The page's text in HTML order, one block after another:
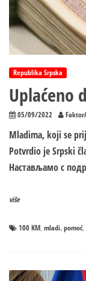
Republika Srpska
Uplaćeno
05/09/2022
Mladima, koji se
Potvrdio je Srpski
Настављамо с
više
100 KM mladi. pomoć,